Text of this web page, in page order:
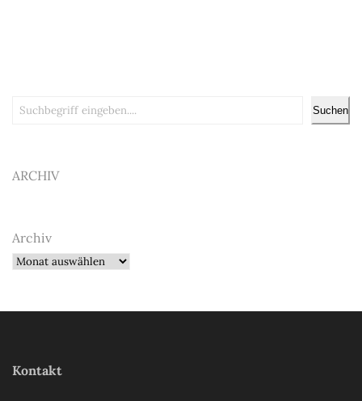
Suchen Suchen
ARCHIV
Archiv
Kontakt